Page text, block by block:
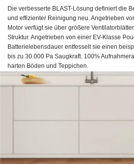
Die verbesserte BLAST-Lösung definiert die
und effizienter Reinigung neu. Angetrieben
Motor verfügt sie über größere
Struktur. Angetrieben von einer EV-Klasse
Batterielebensdauer entfesselt sie einen
bis zu 30.000 Pa Saugkraft. 100%
harten Böden und Teppichen.